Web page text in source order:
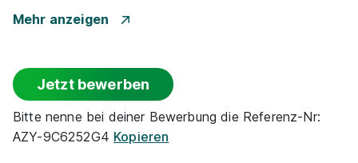
Park­plätze
Ge­sund­heits­maß­nah­men
Mehr anzeigen
Jetzt bewerben
Bitte nenne bei deiner Bewerbung die Referenz-Nr:
AZY-9C6252G4 Kopieren